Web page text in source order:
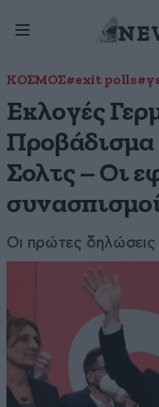
ΚΟΣΜΟΣ#exit polls
Εκλογές
Προβάδισμα
Σολτς – Οι
Οι πρώτες